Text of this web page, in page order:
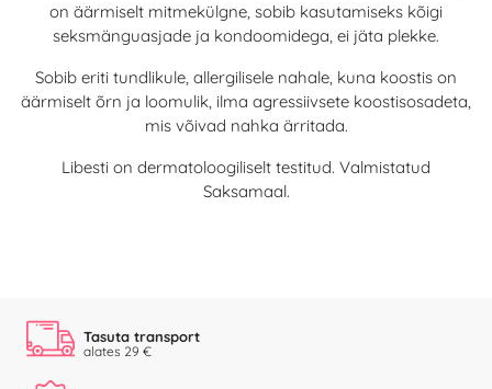
on äärmiselt mitmekülgne, sobib kasutamiseks kõigi
seksmänguasjade ja kondoomidega, ei jäta plekke.
Sobib eriti tundlikule, allergilisele nahale, kuna koostis on
äärmiselt õrn ja loomulik, ilma agressiivsete koostisosadeta,
mis võivad nahka ärritada.
Libesti on dermatoloogiliselt testitud. Valmistatud
Saksamaal.
Tasuta transport
alates 29 €